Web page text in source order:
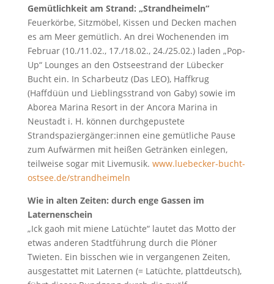
Gemütlichkeit am Strand: „Strandheimeln“
Feuerkörbe, Sitzmöbel, Kissen und Decken machen
es am Meer gemütlich. An drei Wochenenden im
Februar (10./11.02., 17./18.02., 24./25.02.) laden „Pop-
Up“ Lounges an den Ostseestrand der Lübecker
Bucht ein. In Scharbeutz (Das LEO), Haffkrug
(Haffdüün und Lieblingsstrand von Gaby) sowie im
Aborea Marina Resort in der Ancora Marina in
Neustadt i. H. können durchgepustete
Strandspaziergänger:innen eine gemütliche Pause
zum Aufwärmen mit heißen Getränken einlegen,
teilweise sogar mit Livemusik. www.luebecker-bucht-
ostsee.de/strandheimeln
Wie in alten Zeiten: durch enge Gassen im
Laternenschein
„Ick gaoh mit miene Latüchte“ lautet das Motto der
etwas anderen Stadtführung durch die Plöner
Twieten. Ein bisschen wie in vergangenen Zeiten,
ausgestattet mit Laternen (= Latüchte, plattdeutsch),